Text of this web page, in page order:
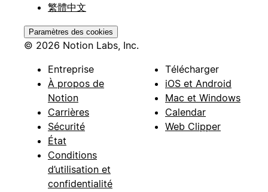
繁體中文
Paramètres des cookies
© 2026 Notion Labs, Inc.
Entreprise
À propos de
Notion
Carrières
Sécurité
État
Conditions
d’utilisation et
confidentialité
Télécharger
iOS et Android
Mac et Windows
Calendar
Web Clipper